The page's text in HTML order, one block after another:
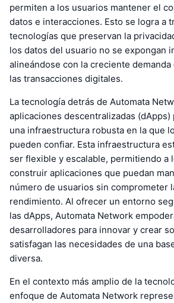
permiten a los usuarios mantener el
datos e interacciones. Esto se logra a
tecnologías que preservan la
los datos del usuario no se expongan
alineándose con la creciente
las transacciones digitales.
La tecnología detrás de Automata
aplicaciones descentralizadas
una infraestructura robusta en la que
pueden confiar. Esta infraestructura
ser flexible y escalable, permitiendo a
construir aplicaciones que puedan
número de usuarios sin comprometer
rendimiento. Al ofrecer un entorno
las dApps, Automata Network
desarrolladores para innovar y crear
satisfagan las necesidades de una
diversa.
En el contexto más amplio de la
enfoque de Automata Network